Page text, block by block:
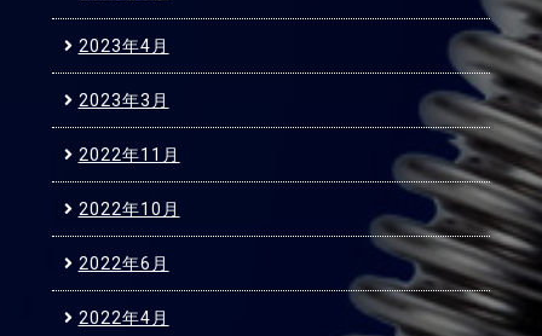
2023年4月
2023年3月
2022年11月
2022年10月
2022年6月
2022年4月